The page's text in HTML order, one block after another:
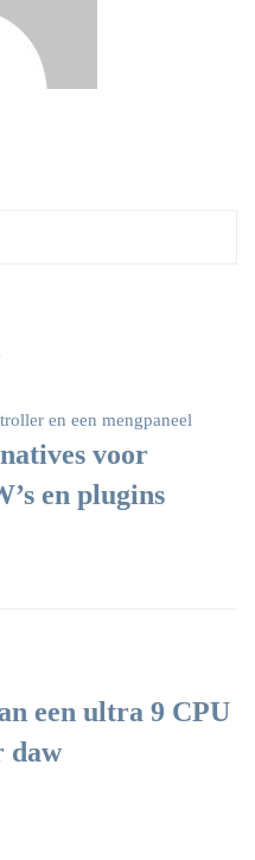
voor
en plugins
een ultra 9 CPU
daw